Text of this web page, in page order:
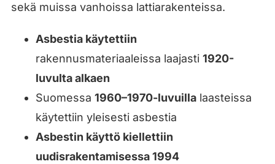
sekä muissa vanhoissa lattiarakenteissa.
Asbestia käytettiin
rakennusmateriaaleissa laajasti 1920-
luvulta alkaen
Suomessa 1960–1970-luvuillalaasteissa
käytettiin yleisesti asbestia
Asbestin käyttö kiellettiin
uudisrakentamisessa 1994